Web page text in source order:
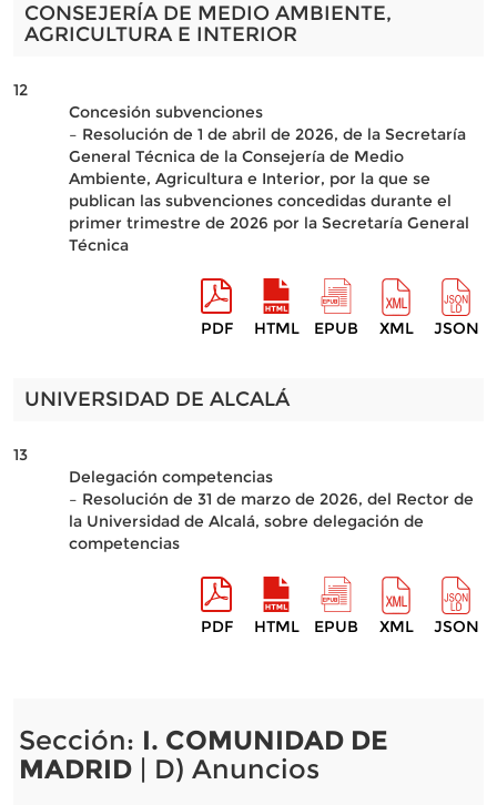
CONSEJERÍA DE MEDIO AMBIENTE,
AGRICULTURA E INTERIOR
12
Concesión subvenciones
– Resolución de 1 de abril de 2026, de la Secretaría
General Técnica de la Consejería de Medio
Ambiente, Agricultura e Interior, por la que se
publican las subvenciones concedidas durante el
primer trimestre de 2026 por la Secretaría General
Técnica
PDF HTML EPUB XML JSON
UNIVERSIDAD DE ALCALÁ
13
Delegación competencias
– Resolución de 31 de marzo de 2026, del Rector de
la Universidad de Alcalá, sobre delegación de
competencias
PDF HTML EPUB XML JSON
Sección: I. COMUNIDAD DE
MADRID| D) Anuncios